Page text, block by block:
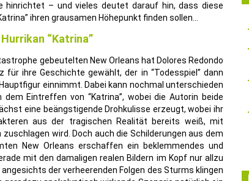
hinrichtet – und vieles deutet darauf hin, dass diese
ihren grausamen Höhepunkt finden sollen…
“Katrina”
gebeutelten New Orleans hat Dolores Redondo
für ihre Geschichte gewählt, der in “Todesspiel” dann
einnimmt. Dabei kann nochmal unterschieden
Eintreffen von “Katrina”, wobei die Autorin beide
eine beängstigende Drohkulisse erzeugt, wobei ihr
aus der tragischen Realität bereits weiß, mit
wird. Doch auch die Schilderungen aus dem
New Orleans erschaffen ein beklemmendes und
mit den damaligen realen Bildern im Kopf nur allzu
der verheerenden Folgen des Sturms klingen